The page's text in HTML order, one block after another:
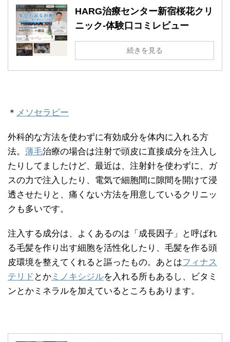
HARG治療センター新宿桜花クリ
ニック-体験口コミレビュー
続きを見る
＊ メソセラピー
外科的な方法を使わずに有効成分を体内に入れる方
法。 薄毛治療の場合は注射で頭皮に直接成分を注入し
たりしてましたけど、最近は、注射針を使わずに、ガ
スの力で注入したり、電気で細胞間に隙間を開けて浸
透させたりと、痛くない方法を用意しているクリニッ
クも多いです。
注入する成分は、よくあるのは「成長因子」と呼ばれ
る毛髪を作り出す細胞を活性化したり、毛髪を作る頭
皮環境を整えてくれると謳ったもの。あとはフィナス
テリド とか ミノキシジルを入れる所もあるし、ビタミ
ンとかミネラルを加えているところもあります。